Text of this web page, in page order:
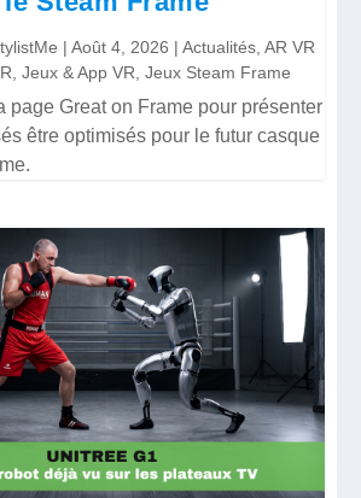
|Août 4, 2026 |Actualités ,AR VR
,Jeux & App VR ,Jeux Steam Frame
page Great on Frame pour présenter
être optimisés pour le futur casque